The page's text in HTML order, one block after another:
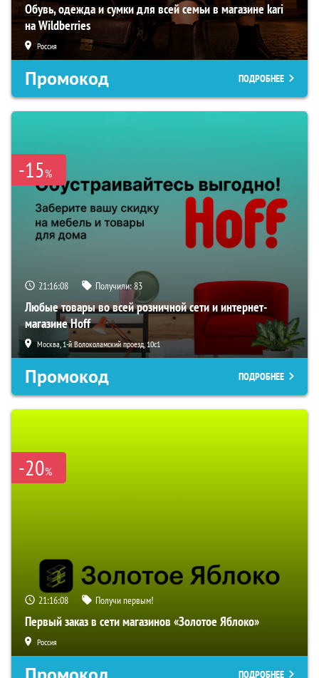
Обувь, одежда и сумки для всей семьи в магазине kari
на Wildberries
Россия
Промокод ПОДРОБНЕЕ
-15%
21:16:07 Получили:83
Любые товары во всей розничной сети и интернет-
магазине Hoff
Москва, 1-й Волоколамский проезд, 10с1
Промокод ПОДРОБНЕЕ
-20%
21:16:07 Получи первым!
Первый заказ в сети магазинов «Золотое Яблоко»
Россия
ПОДРОБНЕЕ